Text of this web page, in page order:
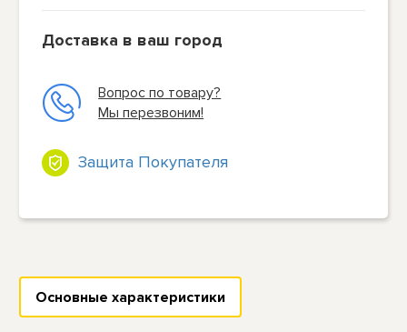
Доставка в ваш город
Вопрос по товару?
Мы перезвоним!
Защита Покупателя
Основные характеристики